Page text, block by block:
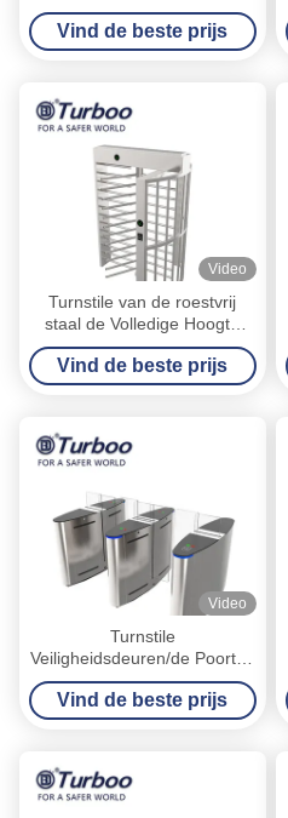
gevangenis/buurt-
verzamelaar van kaarten-
RFID/QR-code
Vind de beste prijs
Video
Turnstile van de roestvrij
staal de Volledige Hoogte
Automatische Poort van het
Toegangsbeheersysteem
Vind de beste prijs
Video
Turnstile
Veiligheidsdeuren/de Poorten
Stabiele gelijkstroom
Motoraandrijving van
Turnstyle Automatische
Vind de beste prijs